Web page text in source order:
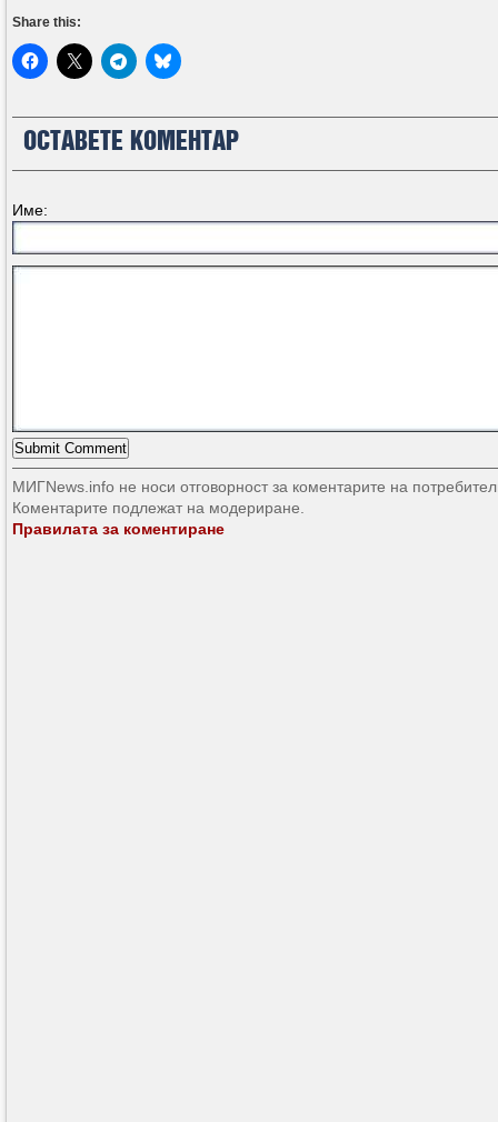
Share this:
ОСТАВЕТЕ КОМЕНТАР
Име:
МИГNews.info не носи отговорност за коментарите на
Коментарите подлежат на модериране.
Правилата за коментиране